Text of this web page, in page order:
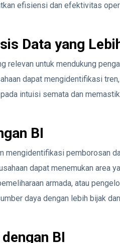
efisiensi dan efektivitas
Data yang
relevan untuk mendukung
dapat mengidentifikasi
intuisi semata dan
BI
mengidentifikasi pemborosan
dapat menemukan area
armada, atau
daya dengan lebih bijak
BI